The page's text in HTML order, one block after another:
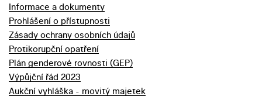
Informace a dokumenty
Prohlášení o přístupnosti
Zásady ochrany osobních údajů
Protikorupční opatření
Plán genderové rovnosti (GEP)
Výpůjční řád 2023
Aukční vyhláška - movitý majetek